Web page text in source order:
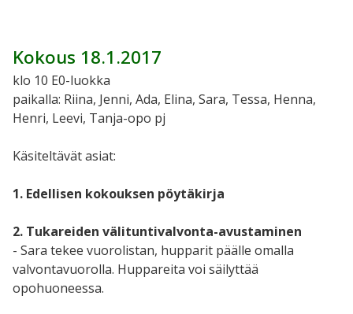
Kokous 18.1.2017
klo 10 E0-luokka
paikalla: Riina, Jenni, Ada, Elina, Sara, Tessa, Henna,
Henri, Leevi, Tanja-opo pj
Käsiteltävät asiat:
1. Edellisen kokouksen pöytäkirja
2. Tukareiden välituntivalvonta-avustaminen
- Sara tekee vuorolistan, hupparit päälle omalla
valvontavuorolla. Huppareita voi säilyttää
opohuoneessa.